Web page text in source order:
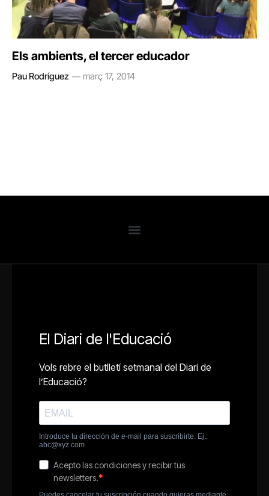
Els ambients, el tercer educador
Pau Rodríguez març 17, 2014